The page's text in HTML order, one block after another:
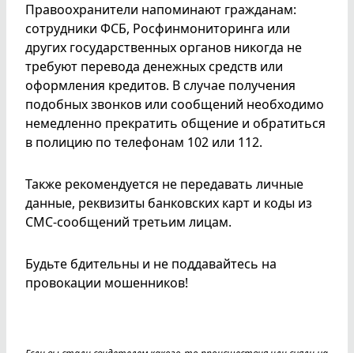
Правоохранители напоминают гражданам:
сотрудники ФСБ, Росфинмониторинга или
других государственных органов никогда не
требуют перевода денежных средств или
оформления кредитов. В случае получения
подобных звонков или сообщений необходимо
немедленно прекратить общение и обратиться
в полицию по телефонам 102 или 112.
Также рекомендуется не передавать личные
данные, реквизиты банковских карт и коды из
СМС-сообщений третьим лицам.
Будьте бдительны и не поддавайтесь на
провокации мошенников!